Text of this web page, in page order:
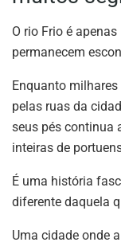
O rio Frio é
permanecem
Enquanto
pelas ruas da
seus pés continua
inteiras de
É uma história
diferente daquela
Uma cidade onde